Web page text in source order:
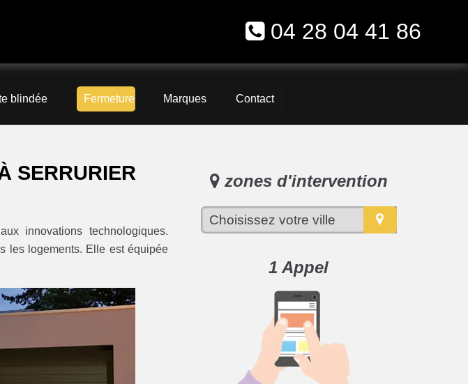
04 28 04 41 86
blindée Fermeture Marques Contact
SERRURIER
innovations technologiques.
les logements. Elle est équipée
zones d'intervention
1 Appel